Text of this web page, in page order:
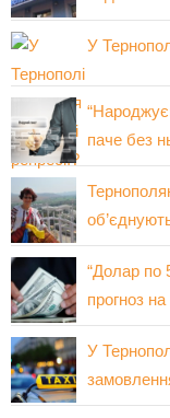
У
паче без
“Долар по
прогноз на
У